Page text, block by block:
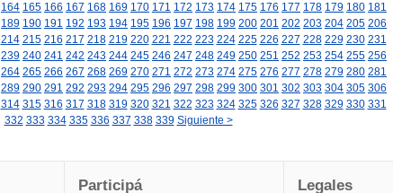
164 165 166 167 168 169 170 171 172 173 174 175 176 177 178 179 180 181
189 190 191 192 193 194 195 196 197 198 199 200 201 202 203 204 205 206
214 215 216 217 218 219 220 221 222 223 224 225 226 227 228 229 230 231
239 240 241 242 243 244 245 246 247 248 249 250 251 252 253 254 255 256
264 265 266 267 268 269 270 271 272 273 274 275 276 277 278 279 280 281
289 290 291 292 293 294 295 296 297 298 299 300 301 302 303 304 305 306
314 315 316 317 318 319 320 321 322 323 324 325 326 327 328 329 330 331
332 333 334 335 336 337 338 339 Siguiente >
Participá Legales